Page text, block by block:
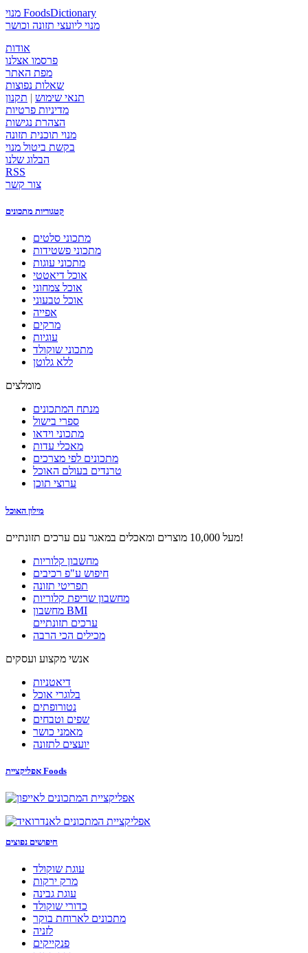
מנוי FoodsDictionary
מנוי ליועצי תזונה וכושר
אודות
פרסמו אצלנו
מפת האתר
שאלות נפוצות
תנאי שימוש | תקנון
מדיניות פרטיות
הצהרת נגישות
מנוי תוכנית תזונה
בקשת ביטול מנוי
הבלוג שלנו
RSS
צור קשר
קטגוריות מתכונים
מתכוני סלטים
מתכוני פשטידות
מתכוני עוגות
אוכל דיאטטי
אוכל צמחוני
אוכל טבעוני
אפייה
מרקים
עוגיות
מתכוני שוקולד
ללא גלוטן
מומלצים
מנתח המתכונים
ספרי בישול
מתכוני וידאו
מאכלי עדות
מתכונים לפי מצרכים
טרנדים בעולם האוכל
ערוצי תוכן
מילון האוכל
מעל 10,000 מוצרים ומאכלים במאגר עם ערכים תזונתיים!
מחשבון קלוריות
חיפוש ע"פ רכיבים
תפריטי תזונה
מחשבון שריפת קלוריות
מחשבון BMI
ערכים תזונתיים
מכילים הכי הרבה
אנשי מקצוע ועסקים
דיאטניות
בלוגרי אוכל
נטורופתים
שפים וטבחים
מאמני כושר
יועצים לתזונה
אפליקציית Foods
חיפושים נפוצים
עוגת שוקולד
מרק ירקות
עוגת גבינה
כדורי שוקולד
מתכונים לארוחת בוקר
לזניה
פנקייקים